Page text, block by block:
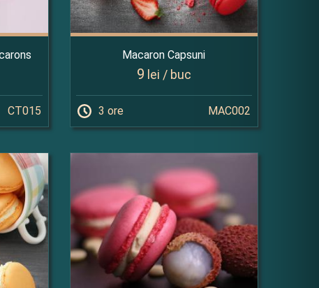
CT015
Macaron Capsuni
9 lei / buc
3 ore MAC002